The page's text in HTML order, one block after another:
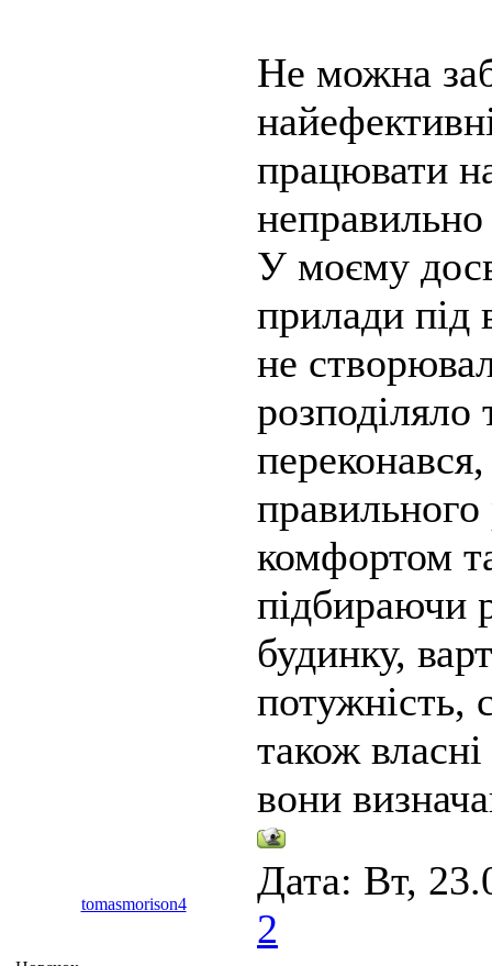
Не можна
працювати
У моєму
прилади під
не
розподіляло
правильного
комфортом
підбираючи
будинку,
потужність,
також
вони
tomasmorison4
Дата: Вт,
2